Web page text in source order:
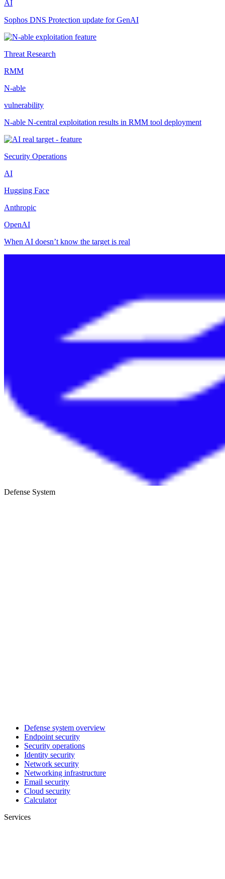
AI
Sophos DNS Protection update for GenAI
Threat Research
RMM
N-able
vulnerability
N-able N-central exploitation results in RMM tool deployment
Security Operations
AI
Hugging Face
Anthropic
OpenAI
When AI doesn’t know the target is real
Defense System
Defense system overview
Endpoint security
Security operations
Identity security
Network security
Networking infrastructure
Email security
Cloud security
Calculator
Services